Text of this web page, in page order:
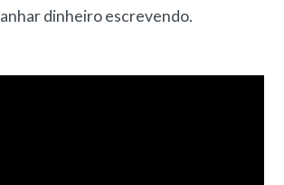
dinheiro escrevendo.